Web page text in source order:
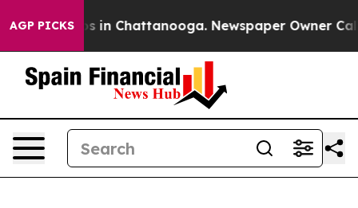
AGP PICKS
Chaos in Chattanooga. Newspaper Owner Calls